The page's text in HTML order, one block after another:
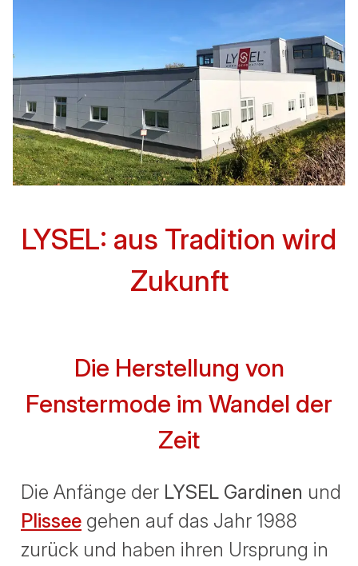
LYSEL: aus Tradition wird
Zukunft
Die Herstellung von
Fenstermode im Wandel der
Zeit
Die Anfänge der LYSEL Gardinen und
Plissee gehen auf das Jahr 1988
zurück und haben ihren Ursprung in